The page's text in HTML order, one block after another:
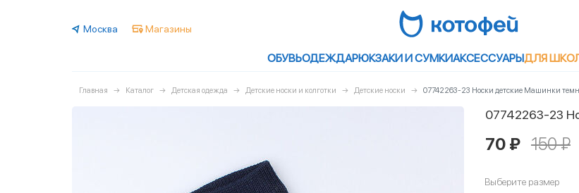
Москва Магазины
ОБУВЬОДЕЖДАРЮКЗАКИ И СУМКИАКСЕССУАРЫДЛЯ
Главная Каталог Детская одежда Детские носки и колготки Детские носки 07742263-23 Носки детские Машинки
07742263-23
70 ₽ 150 ₽
Выберите размер